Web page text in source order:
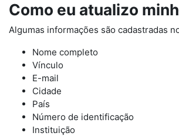
Como eu atualizo
Algumas informações são cadastradas
Nome completo
Vínculo
E-mail
Cidade
País
Número de identificação
Instituição